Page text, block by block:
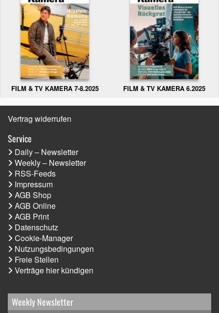
FILM & TV KAMERA 7-8.2025 FILM & TV KAMERA 6.2025
Vertrag widerrufen
Service
Daily – Newsletter
Weekly – Newsletter
RSS-Feeds
Impressum
AGB Shop
AGB Online
AGB Print
Datenschutz
Cookie-Manager
Nutzungsbedingungen
Freie Stellen
Verträge hier kündigen
Weekly Newsletter